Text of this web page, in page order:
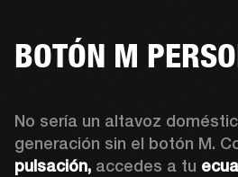
BOTÓN M
No sería un altavoz
generación sin el botón M.
pulsación, accedes a tu